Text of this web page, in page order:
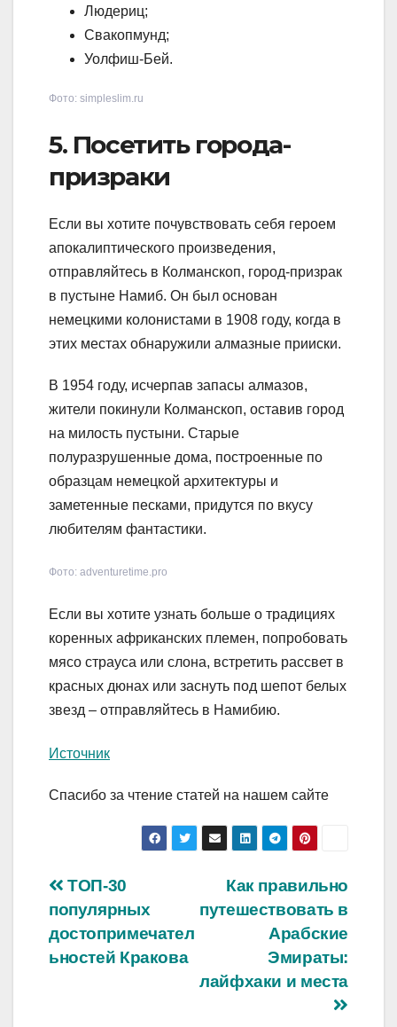
Людериц;
Свакопмунд;
Уолфиш-Бей.
Фото: simpleslim.ru
5. Посетить города-
призраки
Если вы хотите почувствовать себя героем
апокалиптического произведения,
отправляйтесь в Колманскоп, город-призрак
в пустыне Намиб. Он был основан
немецкими колонистами в 1908 году, когда в
этих местах обнаружили алмазные прииски.
В 1954 году, исчерпав запасы алмазов,
жители покинули Колманскоп, оставив город
на милость пустыни. Старые
полуразрушенные дома, построенные по
образцам немецкой архитектуры и
заметенные песками, придутся по вкусу
любителям фантастики.
Фото: adventuretime.pro
Если вы хотите узнать больше о традициях
коренных африканских племен, попробовать
мясо страуса или слона, встретить рассвет в
красных дюнах или заснуть под шепот белых
звезд – отправляйтесь в Намибию.
Источник
Спасибо за чтение статей на нашем сайте
Навигация
по
записям
Как правильно
путешествовать в
Арабские
Эмираты:
лайфхаки и места
ТОП-30
популярных
достопримечател
ьностей Кракова